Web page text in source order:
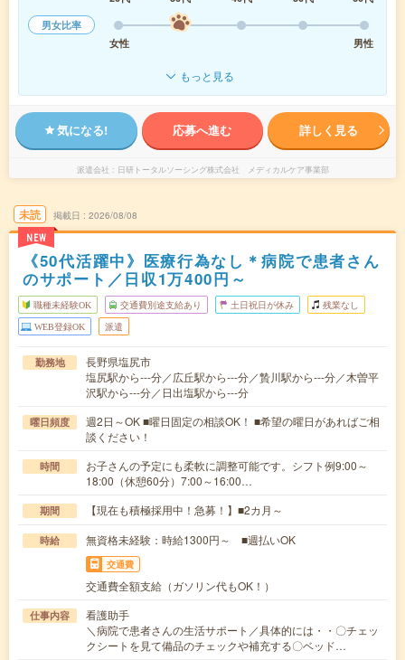
男女比率
女性
男性
もっと見る
気になる! 応募へ進む 詳しく見る
派遣会社 日研トータルソーシング株式会社 メディカルケア事業部
未読
NEW
掲載日 2026/08/08
《50代活躍中》医療行為なし＊病院で患者さん
のサポート／日収1万400円～
職種未経験OK 交通費別途支給あり 土日祝日が休み 残業なし
WEB登録OK 派遣
勤務地
長野県塩尻市
塩尻駅から---分／広丘駅から---分／贄川駅から---分／木曽平
沢駅から---分／日出塩駅から---分
曜日頻度
週2日～OK ■曜日固定の相談OK！ ■希望の曜日があればご相
談ください！
時間
お子さんの予定にも柔軟に調整可能です。シフト例9:00～
18:00（休憩60分）7:00～16:00…
期間 【現在も積極採用中！急募！】■2カ月～
時給 無資格未経験：時給1300円～ ■週払いOK
交通費
交通費全額支給（ガソリン代もOK！）
仕事内容
看護助手
＼病院で患者さんの生活サポート／具体的には・・〇チェッ
クシートを見て備品のチェックや補充する〇ベッド…